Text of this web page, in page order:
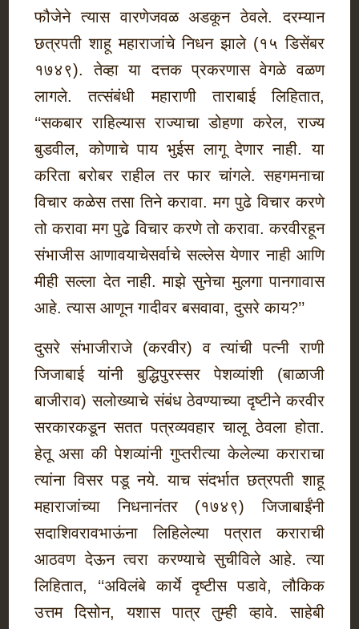
फौजेने त्यास वारणेजवळ अडकून ठेवले. दरम्यान
छत्रपती शाहू महाराजांचे निधन झाले (१५ डिसेंबर
१७४९). तेव्हा या दत्तक प्रकरणास वेगळे वळण
लागले. तत्संबंधी महाराणी ताराबाई लिहितात,
‘‘सकबार राहिल्यास राज्याचा डोहणा करेल, राज्य
बुडवील, कोणाचे पाय भुईस लागू देणार नाही. या
करिता बरोबर राहील तर फार चांगले. सहगमनाचा
विचार कळेस तसा तिने करावा. मग पुढे विचार करणे
तो करावा मग पुढे विचार करणे तो करावा. करवीरहून
संभाजीस आणावयाचेसर्वाचे सल्लेस येणार नाही आणि
मीही सल्ला देत नाही. माझे सुनेचा मुलगा पानगावास
आहे. त्यास आणून गादीवर बसवावा, दुसरे काय?’’
दुसरे संभाजीराजे (करवीर) व त्यांची पत्नी राणी
जिजाबाई यांनी बुद्धिपुरस्सर पेशव्यांशी (बाळाजी
बाजीराव) सलोख्याचे संबंध ठेवण्याच्या दृष्टीने करवीर
सरकारकडून सतत पत्रव्यवहार चालू ठेवला होता.
हेतू असा की पेशव्यांनी गुप्तरीत्या केलेल्या कराराचा
त्यांना विसर पडू नये. याच संदर्भात छत्रपती शाहू
महाराजांच्या निधनानंतर (१७४९) जिजाबाईंनी
सदाशिवरावभाऊंना लिहिलेल्या पत्रात कराराची
आठवण देऊन त्वरा करण्याचे सुचीविले आहे. त्या
लिहितात, ‘‘अविलंबे कार्ये दृष्टीस पडावे, लौकिक
उत्तम दिसोन, यशास पात्र तुम्ही व्हावे. साहेबी